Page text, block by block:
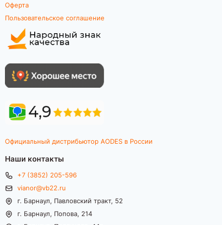
Оферта
Пользовательское соглашение
Официальный дистрибьютор AODES в России
Наши контакты
+7 (3852) 205-596
vianor@vb22.ru
г. Барнаул, Павловский тракт, 52
г. Барнаул, Попова, 214